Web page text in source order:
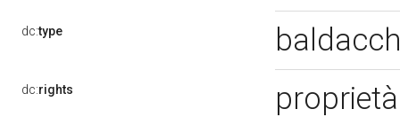
dc:type
dc:rights